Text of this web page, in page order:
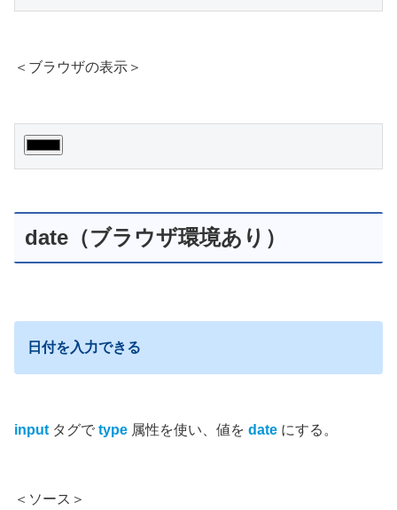
＜ブラウザの表示＞
date（ブラウザ環境あり）
日付を入力できる
input タグで type 属性を使い、値を date にする。
＜ソース＞